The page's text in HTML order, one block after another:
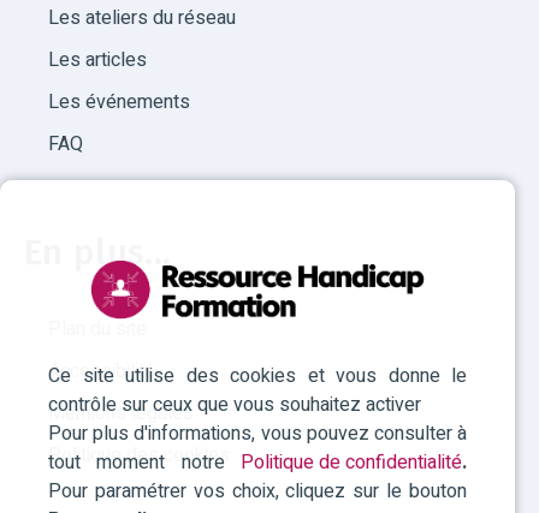
Ce site utilise des cookies et vous donne le
contrôle sur ceux que vous souhaitez activer
Pour plus d'informations, vous pouvez consulter à
tout moment notre Politique de confidentialité.
Pour paramétrer vos choix, cliquez sur le bouton
Les ateliers du réseau
Les articles
Les événements
FAQ
En plus...
Plan du site
Accessibilité
Mentions légales
Politique des cookies